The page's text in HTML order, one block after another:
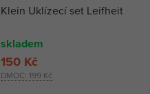
Klein Uklízecí set Leifheit
skladem
DMOC: 199 Kč
150 Kč